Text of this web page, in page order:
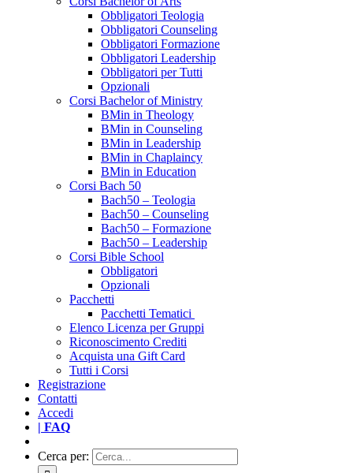
Obbligatori Teologia
Obbligatori Counseling
Obbligatori Formazione
Obbligatori Leadership
Obbligatori per Tutti
Opzionali
Corsi Bachelor of Ministry
BMin in Theology
BMin in Counseling
BMin in Leadership
BMin in Chaplaincy
BMin in Education
Corsi Bach 50
Bach50 – Teologia
Bach50 – Counseling
Bach50 – Formazione
Bach50 – Leadership
Corsi Bible School
Obbligatori
Opzionali
Pacchetti
Pacchetti Tematici
Elenco Licenza per Gruppi
Riconoscimento Crediti
Acquista una Gift Card
Tutti i Corsi
Registrazione
Contatti
Accedi
| FAQ
Cerca per: